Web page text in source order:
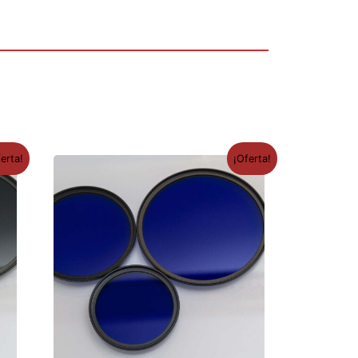
¡Oferta!